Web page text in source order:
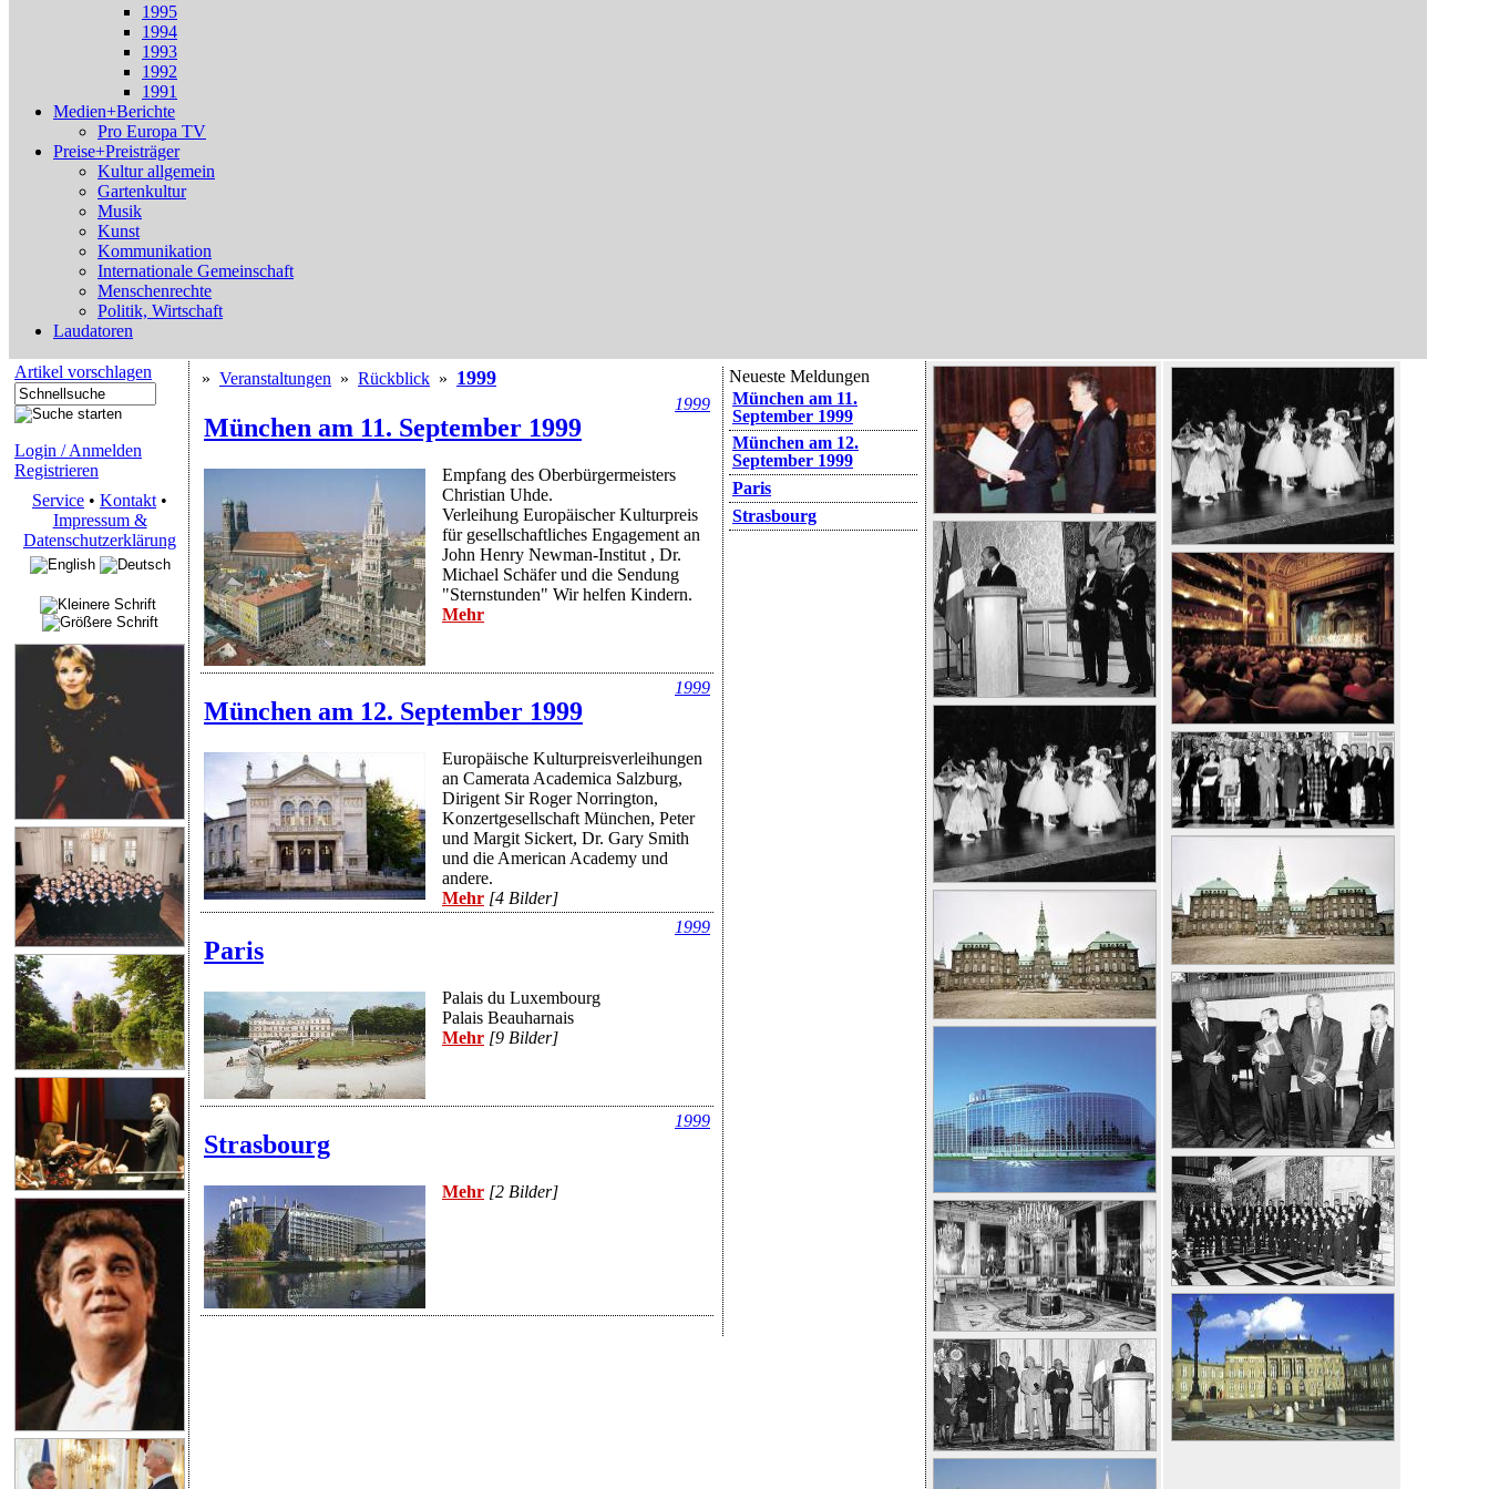
1995
1994
1993
1992
1991
Medien+Berichte
Pro Europa TV
Preise+Preisträger
Kultur allgemein
Gartenkultur
Musik
Kunst
Kommunikation
Internationale Gemeinschaft
Menschenrechte
Politik, Wirtschaft
Laudatoren
Artikel vorschlagen
Login / Anmelden
Registrieren
Service • Kontakt •
Impressum &
Datenschutzerklärung
» Veranstaltungen » Rückblick » 1999
1999
München am 11. September 1999
Empfang des Oberbürgermeisters
Christian Uhde.
Verleihung Europäischer Kulturpreis
für gesellschaftliches Engagement an
John Henry Newman-Institut , Dr.
Michael Schäfer und die Sendung
"Sternstunden" Wir helfen Kindern.
Mehr
1999
München am 12. September 1999
Europäische Kulturpreisverleihungen
an Camerata Academica Salzburg,
Dirigent Sir Roger Norrington,
Konzertgesellschaft München, Peter
und Margit Sickert, Dr. Gary Smith
und die American Academy und
andere.
Mehr [4 Bilder]
1999
Paris
Palais du Luxembourg
Palais Beauharnais
Mehr [9 Bilder]
1999
Strasbourg
Mehr [2 Bilder]
Neueste Meldungen
München am 11.
September 1999
München am 12.
September 1999
Paris
Strasbourg